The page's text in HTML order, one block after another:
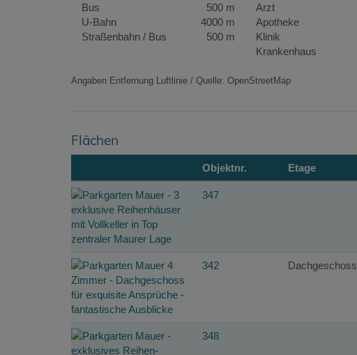
Bus
500 m
U-Bahn
4000 m
Straßenbahn / Bus
500 m
Arzt
Apotheke
Klinik
Krankenhaus
Angaben Entfernung Luftlinie / Quelle: OpenStreetMap
Flächen
Objektnr. Etage
347
342 Dachgeschoss
348